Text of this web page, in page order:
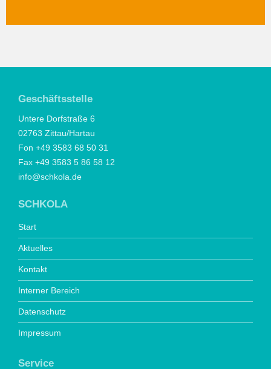
Geschäftsstelle
Untere Dorfstraße 6
02763 Zittau/Hartau
Fon +49 3583 68 50 31
Fax +49 3583 5 86 58 12
info@schkola.de
SCHKOLA
Start
Aktuelles
Kontakt
Interner Bereich
Datenschutz
Impressum
Service